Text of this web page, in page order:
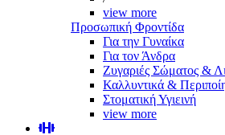
view more
Προσωπική Φροντίδα
Για την Γυναίκα
Για τον Άνδρα
Ζυγαριές Σώματος &
Καλλυντικά &
Στοματική Υγιεινή
view more